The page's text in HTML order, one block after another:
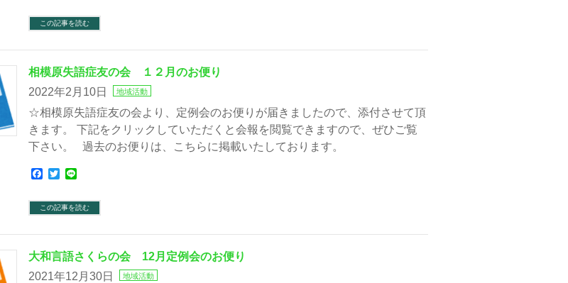
この記事を読む
相模原失語症友の会 １２月のお便り
2022年2月10日
地域活動
☆相模原失語症友の会より、定例会のお便りが届きましたので、添付させて頂
きます。 下記をクリックしていただくと会報を閲覧できますので、ぜひご覧
下さい。 過去のお便りは、こちらに掲載いたしております。
Facebook
Twitter
この記事を読む
大和言語さくらの会 12月定例会のお便り
2021年12月30日
地域活動